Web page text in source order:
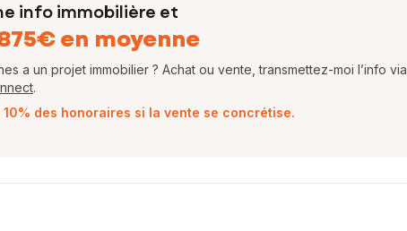
info immobilière et
en moyenne
a un projet immobilier ? Achat ou vente, transmettez-moi l’info via
.
des honoraires si la vente se concrétise.